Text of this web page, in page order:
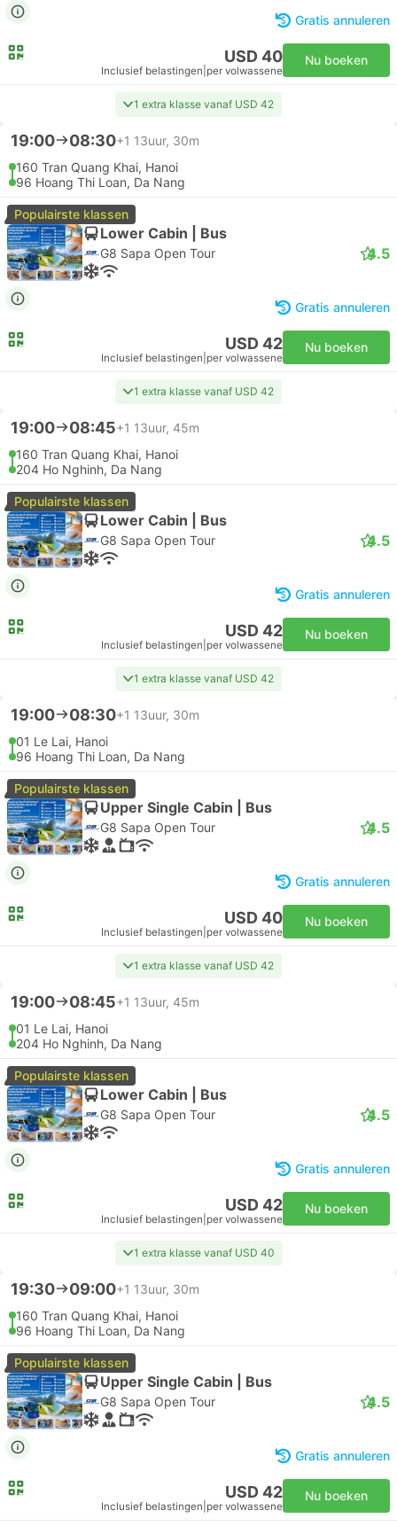
Gratis annuleren
USD 40
Inclusief belastingen per volwassene
Nu boeken
1 extra klasse vanaf USD 42
19:00 08:30+1 13uur, 30m
160 Tran Quang Khai, Hanoi
96 Hoang Thi Loan, Da Nang
Populairste klassen
Lower Cabin | Bus
G8 Sapa Open Tour 4.5
Gratis annuleren
USD 42
Inclusief belastingen per volwassene
Nu boeken
1 extra klasse vanaf USD 42
19:00 08:45+1 13uur, 45m
160 Tran Quang Khai, Hanoi
204 Ho Nghinh, Da Nang
Populairste klassen
Lower Cabin | Bus
G8 Sapa Open Tour 4.5
Gratis annuleren
USD 42
Inclusief belastingen per volwassene
Nu boeken
1 extra klasse vanaf USD 42
19:00 08:30+1 13uur, 30m
01 Le Lai, Hanoi
96 Hoang Thi Loan, Da Nang
Populairste klassen
Upper Single Cabin | Bus
G8 Sapa Open Tour 4.5
Gratis annuleren
USD 40
Inclusief belastingen per volwassene
Nu boeken
1 extra klasse vanaf USD 42
19:00 08:45+1 13uur, 45m
01 Le Lai, Hanoi
204 Ho Nghinh, Da Nang
Populairste klassen
Lower Cabin | Bus
G8 Sapa Open Tour 4.5
Gratis annuleren
USD 42
Inclusief belastingen per volwassene
Nu boeken
1 extra klasse vanaf USD 40
19:30 09:00+1 13uur, 30m
160 Tran Quang Khai, Hanoi
96 Hoang Thi Loan, Da Nang
Populairste klassen
Upper Single Cabin | Bus
G8 Sapa Open Tour 4.5
Gratis annuleren
USD 42
Inclusief belastingen per volwassene
Nu boeken